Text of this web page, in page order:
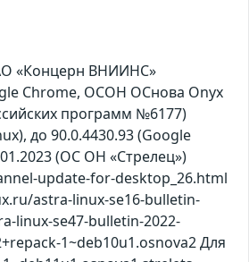
«Концерн ВНИИНС»
Chrome, ОСОН ОСнова Оnyx
программ №6177)
до 90.0.4430.93 (Google
(ОС ОН «Стрелец»)
update-for-desktop_26.html
astra-linux-se16-bulletin-
linux-se47-bulletin-2022-
1~deb10u1.osnova2 Для